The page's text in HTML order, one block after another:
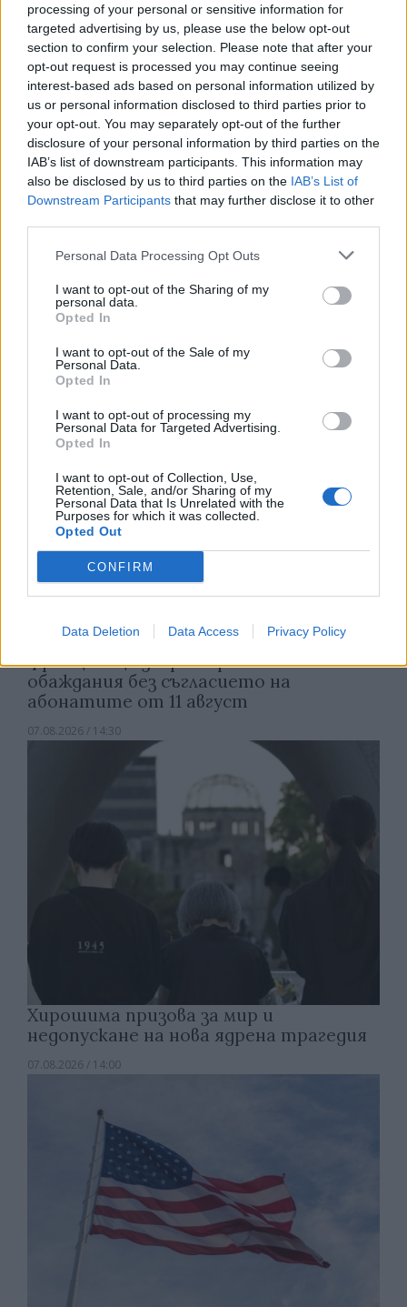
processing of your personal or sensitive information for
targeted advertising by us, please use the below opt-out
section to confirm your selection. Please note that after your
opt-out request is processed you may continue seeing
interest-based ads based on personal information utilized by
us or personal information disclosed to third parties prior to
your opt-out. You may separately opt-out of the further
disclosure of your personal information by third parties on the
IAB’s list of downstream participants. This information may
also be disclosed by us to third parties on the IAB’s List of
Downstream Participants that may further disclose it to other
Personal Data Processing Opt Outs
I want to opt-out of the Sharing of my
personal data.
Opted In
I want to opt-out of the Sale of my
Personal Data.
Opted In
I want to opt-out of processing my
Personal Data for Targeted Advertising.
Opted In
I want to opt-out of Collection, Use,
Retention, Sale, and/or Sharing of my
Personal Data that Is Unrelated with the
Purposes for which it was collected.
Opted Out
CONFIRM
Data Deletion Data Access Privacy Policy
създаде нови жизнеспособни вируси
07.08.2026 / 15:30
Астронавти на NASA излязоха в
открития космос
07.08.2026 / 15:00
Франция ще забрани рекламните
обаждания без съгласието на
абонатите от 11 август
07.08.2026 / 14:30
Хирошима призова за мир и
недопускане на нова ядрена трагедия
07.08.2026 / 14:00